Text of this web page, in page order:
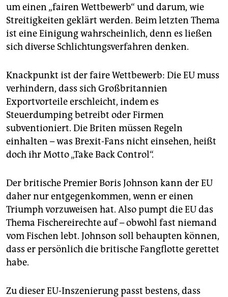
um einen „fairen Wettbewerb“ und darum, wie
Streitigkeiten geklärt werden. Beim letzten Thema
ist eine Einigung wahrscheinlich, denn es ließen
sich diverse Schlichtungsverfahren denken.
Knackpunkt ist der faire Wettbewerb: Die EU muss
verhindern, dass sich Großbritannien
Exportvorteile erschleicht, indem es
Steuerdumping betreibt oder Firmen
subventioniert. Die Briten müssen Regeln
einhalten – was Brexit-Fans nicht einsehen, heißt
doch ihr Motto „Take Back Control“.
Der britische Premier Boris Johnson kann der EU
daher nur entgegenkommen, wenn er einen
Triumph vorzuweisen hat. Also pumpt die EU das
Thema Fischereirechte auf – obwohl fast niemand
vom Fischen lebt. Johnson soll behaupten können,
dass er persönlich die britische Fangflotte gerettet
habe.
Zu dieser EU-Inszenierung passt bestens, dass